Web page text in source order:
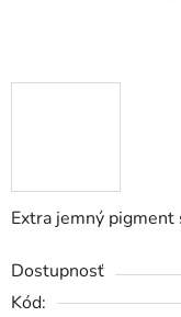
Extra jemný
Dostupnosť
Kód: